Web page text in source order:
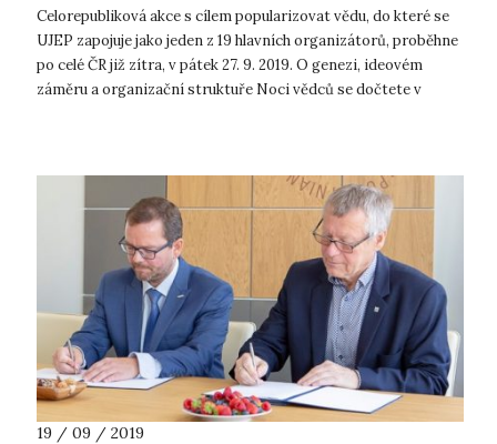
Celorepubliková akce s cílem popularizovat vědu, do které se
UJEP zapojuje jako jeden z 19 hlavních organizátorů, proběhne
po celé ČR již zítra, v pátek 27. 9. 2019. O genezi, ideovém
záměru a organizační struktuře Noci vědců se dočtete v
19 / 09 / 2019